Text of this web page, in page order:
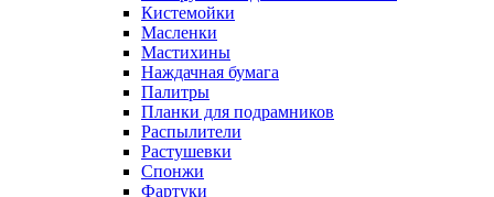
Кистемойки
Масленки
Мастихины
Наждачная бумага
Палитры
Планки для подрамников
Распылители
Растушевки
Спонжи
Фартуки